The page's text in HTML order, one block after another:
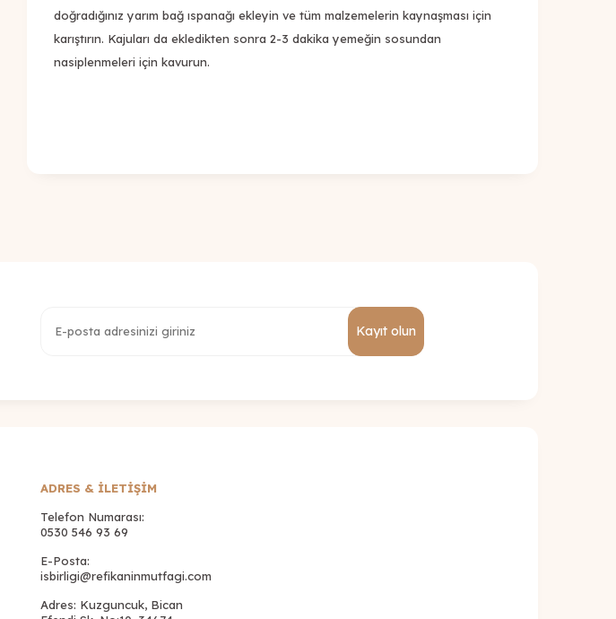
doğradığınız yarım bağ ıspanağı ekleyin ve tüm malzemelerin kaynaşması için
karıştırın. Kajuları da ekledikten sonra 2-3 dakika yemeğin sosundan
nasiplenmeleri için kavurun.
Kayıt olun
ADRES & İLETIŞIM
Telefon Numarası:
0530 546 93 69
E-Posta:
isbirligi@refikaninmutfagi.com
Adres: Kuzguncuk, Bican